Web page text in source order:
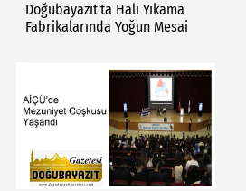
Doğubayazıt'ta Halı Yıkama
Fabrikalarında Yoğun Mesai